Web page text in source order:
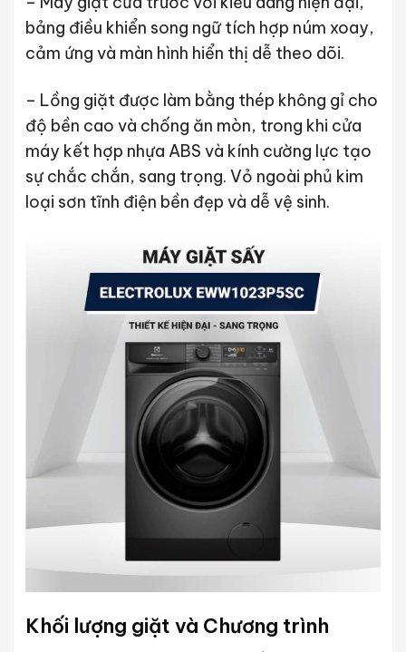
bảng điều khiển song ngữ tích hợp núm xoay,
cảm ứng và màn hình hiển thị dễ theo dõi.
– Lồng giặt được làm bằng thép không gỉ cho
độ bền cao và chống ăn mòn, trong khi cửa
máy kết hợp nhựa ABS và kính cường lực tạo
sự chắc chắn, sang trọng. Vỏ ngoài phủ kim
loại sơn tĩnh điện bền đẹp và dễ vệ sinh.
Khối lượng giặt và Chương trình